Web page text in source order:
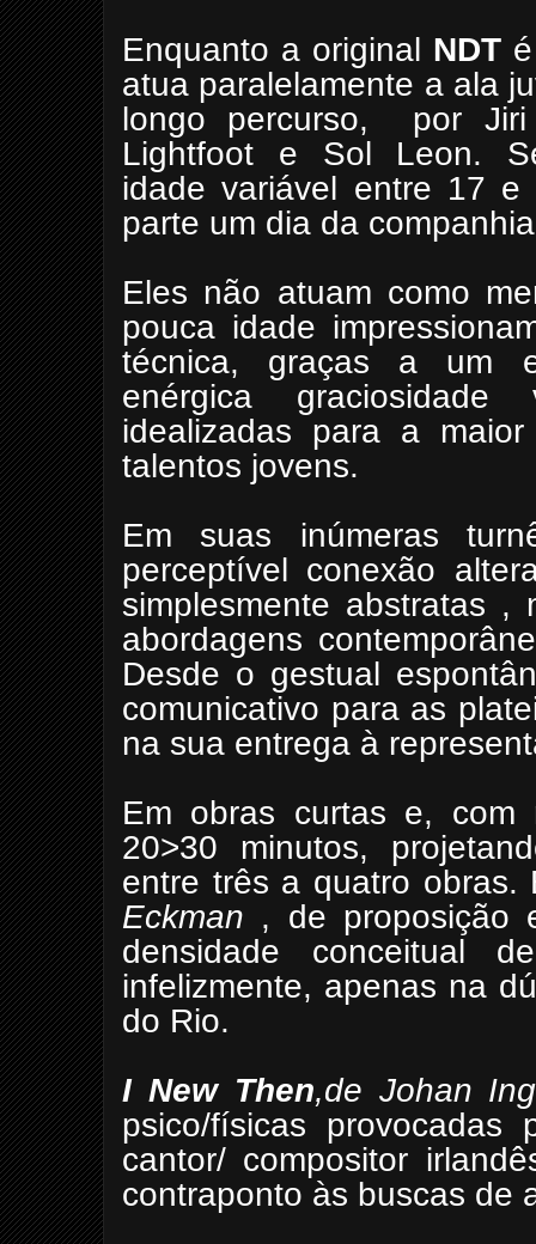
Enquanto a original NDT
atua paralelamente a ala
longo percurso, por
Lightfoot e Sol Leon.
idade variável entre 17
parte um dia da
Eles não atuam como
pouca idade
técnica, graças a um
enérgica
idealizadas para a
talentos jovens.
Em suas inúmeras
perceptível conexão
simplesmente abstratas ,
abordagens
Desde o gestual
comunicativo para as
na sua entrega à
Em obras curtas e, com
20>30 minutos,
entre três a quatro
Eckman , de proposição
densidade conceitual
infelizmente, apenas na
do Rio.
I New Then,de Johan
psico/físicas provocadas
cantor/ compositor
contraponto às buscas de